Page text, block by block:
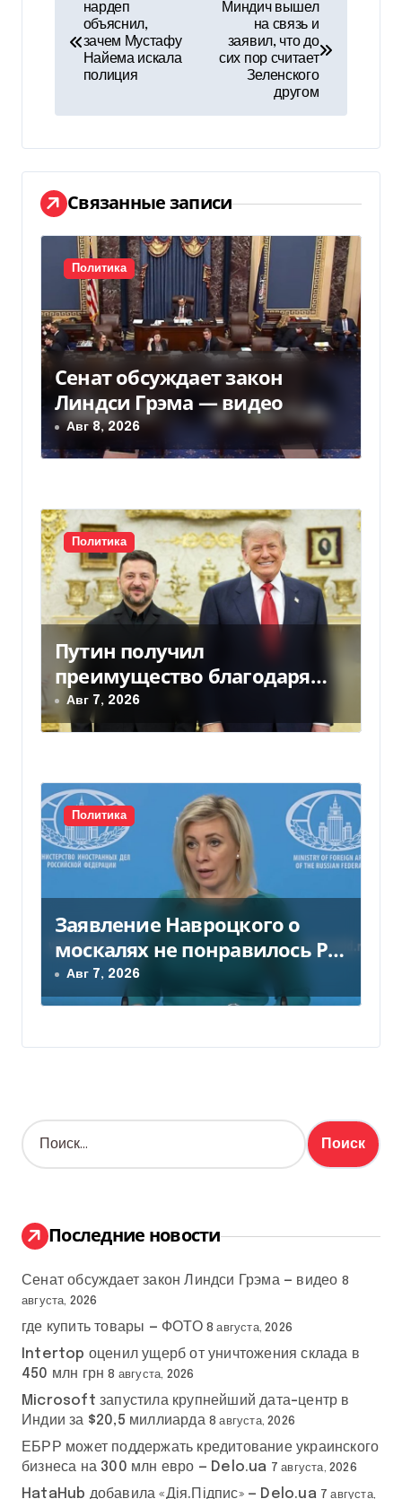
и
г
а
ц
и
п
о
з
а
и
с
я
м
нардеп
объяснил,
зачем Мустафу
Найема искала
полиция
Миндич вышел
на связь и
заявил, что до
сих пор считает
Зеленского
другом
Связанные записи
Политика
Сенат обсуждает закон
Линдси Грэма — видео
Авг 8, 2026
Политика
Путин получил
преимущество благодаря
действиям США
Авг 7, 2026
Политика
Заявление Навроцкого о
москалях не понравилось РФ
— видео
Авг 7, 2026
Н
а
:
Последние новости
Сенат обсуждает закон Линдси Грэма — видео 8
августа, 2026
где купить товары — ФОТО 8 августа, 2026
Intertop оценил ущерб от уничтожения склада в
450 млн грн 8 августа, 2026
Microsoft запустила крупнейший дата-центр в
Индии за $20,5 миллиарда 8 августа, 2026
ЕБРР может поддержать кредитование украинского
бизнеса на 300 млн евро — Delo.ua 7 августа, 2026
HataHub добавила «Дія.Підпис» — Delo.ua 7 августа,